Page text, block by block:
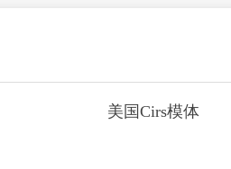
美国Cirs模体